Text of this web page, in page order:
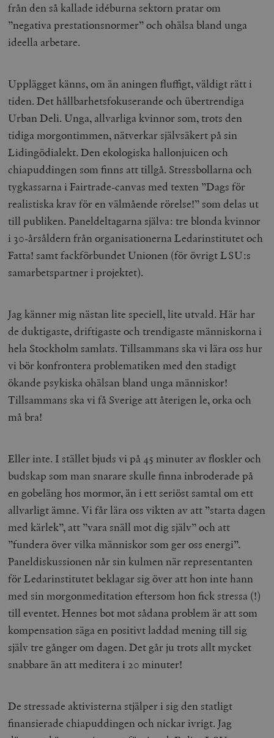
från den så kallade idéburna sektorn pratar om
”negativa prestationsnormer” och ohälsa bland unga
ideella arbetare.
Upplägget känns, om än aningen fluffigt, väldigt rätt i
tiden. Det hållbarhetsfokuserande och übertrendiga
Urban Deli. Unga, allvarliga kvinnor som, trots den
tidiga morgontimmen, nätverkar självsäkert på sin
Lidingödialekt. Den ekologiska hallonjuicen och
chiapuddingen som finns att tillgå. Stressbollarna och
tygkassarna i Fairtrade-canvas med texten ”Dags för
realistiska krav för en välmående rörelse!” som delas ut
till publiken. Paneldeltagarna själva: tre blonda kvinnor
i 30-årsåldern från organisationerna Ledarinstitutet och
Fatta! samt fackförbundet Unionen (för övrigt LSU:s
samarbetspartner i projektet).
Jag känner mig nästan lite speciell, lite utvald. Här har
de duktigaste, driftigaste och trendigaste människorna i
hela Stockholm samlats. Tillsammans ska vi lära oss hur
vi bör konfrontera problematiken med den stadigt
ökande psykiska ohälsan bland unga människor!
Tillsammans ska vi få Sverige att återigen le, orka och
må bra!
Eller inte. I stället bjuds vi på 45 minuter av floskler och
budskap som man snarare skulle finna inbroderade på
en gobeläng hos mormor, än i ett seriöst samtal om ett
allvarligt ämne. Vi får lära oss vikten av att ”starta dagen
med kärlek”, att ”vara snäll mot dig själv” och att
”fundera över vilka människor som ger oss energi”.
Paneldiskussionen når sin kulmen när representanten
för Ledarinstitutet beklagar sig över att hon inte hann
med sin morgonmeditation eftersom hon fick stressa (!)
till eventet. Hennes bot mot sådana problem är att som
kompensation säga en positivt laddad mening till sig
själv tre gånger om dagen. Det går ju trots allt mycket
snabbare än att meditera i 20 minuter!
De stressade aktivisterna stjälper i sig den statligt
finansierade chiapuddingen och nickar ivrigt. Jag